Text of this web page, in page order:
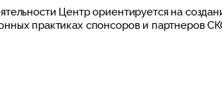
Центр ориентируется на
практиках спонсоров и партнеров